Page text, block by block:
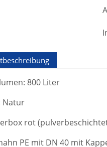
800 Liter
Natur
rot
PE mit DN 40 mit